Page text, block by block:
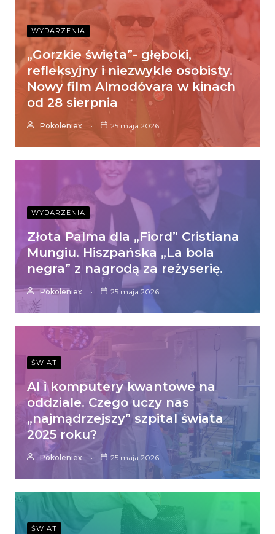
WYDARZENIA
„Gorzkie święta”- głęboki,
refleksyjny i niezwykle osobisty.
Nowy film Almodóvara w kinach
od 28 sierpnia
Pokoleniex 25 maja 2026
WYDARZENIA
Złota Palma dla „Fiord” Cristiana
Mungiu. Hiszpańska „La bola
negra” z nagrodą za reżyserię.
Pokoleniex 25 maja 2026
ŚWIAT
AI i komputery kwantowe na
oddziale. Czego uczy nas
„najmądrzejszy” szpital świata
2025 roku?
Pokoleniex 25 maja 2026
ŚWIAT